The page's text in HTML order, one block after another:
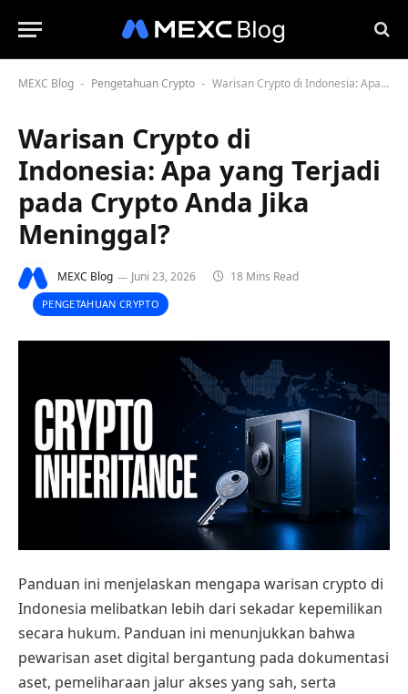
MEXC Blog - Pengetahuan Crypto - Warisan Crypto di Indonesia: Apa yang Terjadi pada Crypto Anda Jika Meninggal?
Warisan Crypto di
Indonesia: Apa yang Terjadi
pada Crypto Anda Jika
Meninggal?
MEXC Blog Juni 23, 2026 18 Mins Read
PENGETAHUAN CRYPTO
Panduan ini menjelaskan mengapa warisan crypto di
Indonesia melibatkan lebih dari sekadar kepemilikan
secara hukum. Panduan ini menunjukkan bahwa
pewarisan aset digital bergantung pada dokumentasi
aset, pemeliharaan jalur akses yang sah, serta